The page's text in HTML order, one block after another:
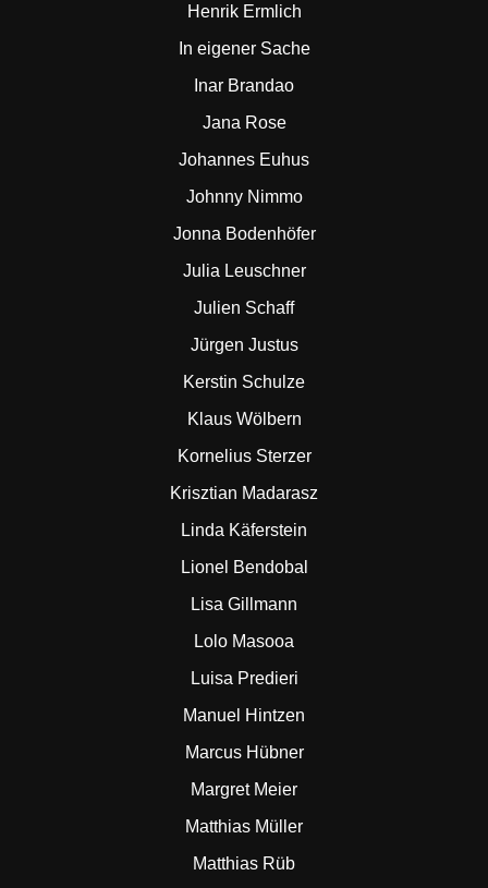
Henrik Ermlich
In eigener Sache
Inar Brandao
Jana Rose
Johannes Euhus
Johnny Nimmo
Jonna Bodenhöfer
Julia Leuschner
Julien Schaff
Jürgen Justus
Kerstin Schulze
Klaus Wölbern
Kornelius Sterzer
Krisztian Madarasz
Linda Käferstein
Lionel Bendobal
Lisa Gillmann
Lolo Masooa
Luisa Predieri
Manuel Hintzen
Marcus Hübner
Margret Meier
Matthias Müller
Matthias Rüb